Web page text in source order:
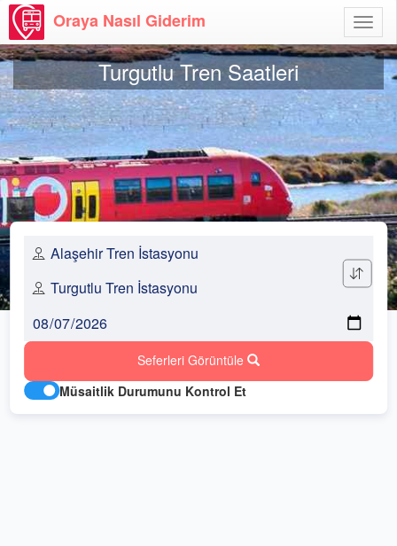
Aç
Oraya Nasıl Giderim
Turgutlu Tren Saatleri
Seferleri Görüntüle
Müsaitlik Durumunu Kontrol Et